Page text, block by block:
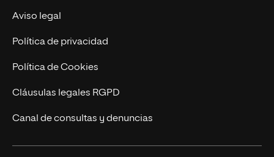
Actualidad
Contacto
Aviso legal
Política de privacidad
Política de Cookies
Cláusulas legales RGPD
Canal de consultas y denuncias